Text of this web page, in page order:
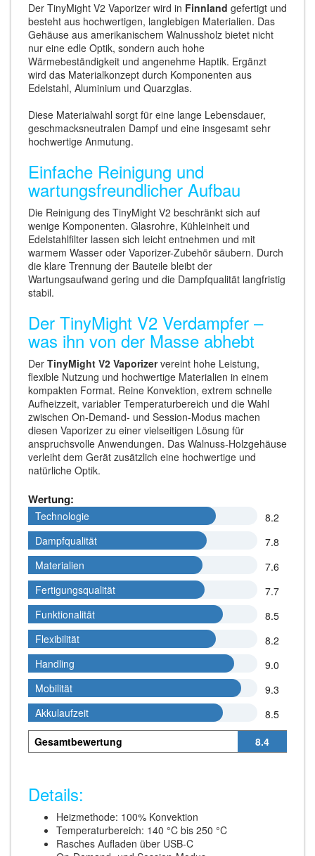
Der TinyMight V2 Vaporizer wird in Finnland gefertigt und
besteht aus hochwertigen, langlebigen Materialien. Das
Gehäuse aus amerikanischem Walnussholz bietet nicht
nur eine edle Optik, sondern auch hohe
Wärmebeständigkeit und angenehme Haptik. Ergänzt
wird das Materialkonzept durch Komponenten aus
Edelstahl, Aluminium und Quarzglas.
Diese Materialwahl sorgt für eine lange Lebensdauer,
geschmacksneutralen Dampf und eine insgesamt sehr
hochwertige Anmutung.
Einfache Reinigung und
wartungsfreundlicher Aufbau
Die Reinigung des TinyMight V2 beschränkt sich auf
wenige Komponenten. Glasrohre, Kühleinheit und
Edelstahlfilter lassen sich leicht entnehmen und mit
warmem Wasser oder Vaporizer-Zubehör säubern. Durch
die klare Trennung der Bauteile bleibt der
Wartungsaufwand gering und die Dampfqualität langfristig
stabil.
Der TinyMight V2 Verdampfer –
was ihn von der Masse abhebt
Der TinyMight V2 Vaporizervereint hohe Leistung,
flexible Nutzung und hochwertige Materialien in einem
kompakten Format. Reine Konvektion, extrem schnelle
Aufheizzeit, variabler Temperaturbereich und die Wahl
zwischen On-Demand- und Session-Modus machen
diesen Vaporizer zu einer vielseitigen Lösung für
anspruchsvolle Anwendungen. Das Walnuss-Holzgehäuse
verleiht dem Gerät zusätzlich eine hochwertige und
natürliche Optik.
Wertung:
8.2
Technologie
Technologie
7.8
Dampfqualität
Dampfqualität
7.6
Materialien
Materialien
7.7
Fertigungsqualität
Fertigungsqualität
8.5
Funktionalität
Funktionalität
8.2
Flexibilität
Flexibilität
9.0
Handling
Handling
9.3
Mobilität
Mobilität
8.5
Akkulaufzeit
Akkulaufzeit
Gesamtbewertung 8.4
Details:
Heizmethode: 100% Konvektion
Temperaturbereich: 140 °C bis 250 °C
Rasches Aufladen über USB-C